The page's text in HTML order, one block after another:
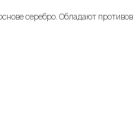
серебро. Обладают